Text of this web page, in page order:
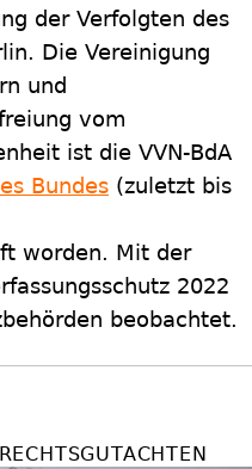
der Verfolgten des
Die Vereinigung
und
vom
ist die VVN-BdA
Bundes (zuletzt bis
worden. Mit der
2022
beobachtet.